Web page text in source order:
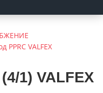
PPRC VALFEX
1) VALFEX